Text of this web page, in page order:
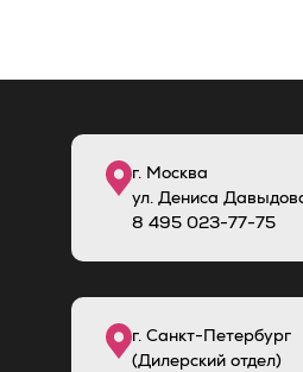
г. Москва
ул. Дениса
8 495 023-77-75
г. Санкт-Петербург
(Дилерский отдел)